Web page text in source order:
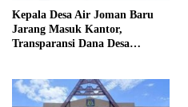
Kepala Desa Air Joman Baru
Jarang Masuk Kantor,
Transparansi Dana Desa